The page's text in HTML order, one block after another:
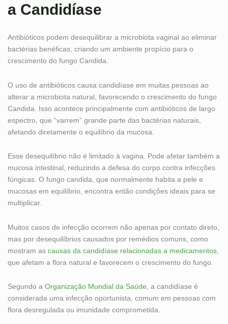
a Candidíase
Antibióticos podem desequilibrar a microbiota vaginal ao eliminar
bactérias benéficas, criando um ambiente propício para o
crescimento do fungo Candida.
O uso de antibióticos causa candidíase em muitas pessoas ao
alterar a microbiota natural, favorecendo o crescimento do fungo
Candida. Isso acontece principalmente com antibióticos de largo
espectro, que “varrem” grande parte das bactérias naturais,
afetando diretamente o equilíbrio da mucosa.
Esse desequilíbrio não é limitado à vagina. Pode afetar também a
mucosa intestinal, reduzindo a defesa do corpo contra infecções
fúngicas. O fungo candida, que normalmente habita a pele e
mucosas em equilíbrio, encontra então condições ideais para se
multiplicar.
Muitos casos de infecção ocorrem não apenas por contato direto,
mas por desequilíbrios causados por remédios comuns, como
mostram as causas da candidíase relacionadas a medicamentos
que afetam a flora natural e favorecem o crescimento do fungo.
Segundo a Organização Mundial da Saúde, a candidíase é
considerada uma infecção oportunista, comum em pessoas com
flora desregulada ou imunidade comprometida.